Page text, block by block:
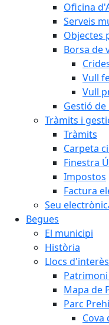
Oficina
Serveis
Objectes
Borsa de
Vull
Vull
Gestió
Tràmits i
Tràmits
Carpeta
Finestra
Impostos
Factura
Seu
Begues
El municipi
Història
Llocs d'interès
Mapa de
Parc
Cova